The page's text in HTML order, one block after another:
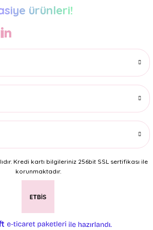
ürünleri!
Kredi kartı bilgileriniz 256bit SSL sertifikası ile
korunmaktadır.
ideasoft
e-